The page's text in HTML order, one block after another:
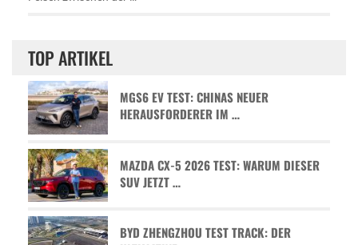
TOP ARTIKEL
MGS6 EV TEST: CHINAS NEUER
HERAUSFORDERER IM …
MAZDA CX-5 2026 TEST: WARUM DIESER
SUV JETZT …
BYD ZHENGZHOU TEST TRACK: DER